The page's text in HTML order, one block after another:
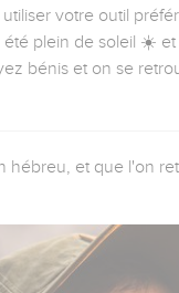
utiliser votre outil
plein de soleil ☀️
bénis et on se
hébreu, et que l'on